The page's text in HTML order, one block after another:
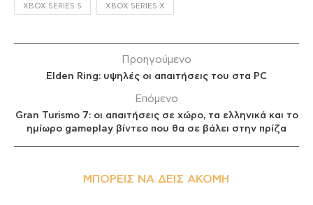
XBOX SERIES S XBOX SERIES X
Προηγούμενο
Elden Ring: υψηλές οι απαιτήσεις του στα PC
Επόμενο
Gran Turismo 7: οι απαιτήσεις σε χώρο, τα ελληνικά και το
ημίωρο gameplay βίντεο που θα σε βάλει στην πρίζα
ΜΠΟΡΕΊΣ ΝΑ ΔΕΙΣ ΑΚΌΜΗ